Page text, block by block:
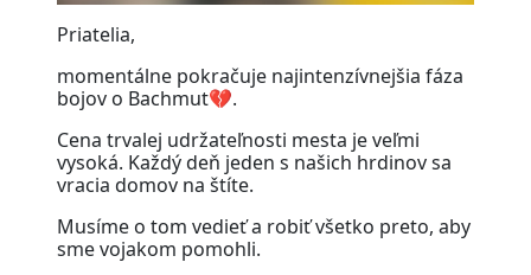
Priatelia,
momentálne pokračuje najintenzívnejšia fáza
bojov o Bachmut💔.
Cena trvalej udržateľnosti mesta je veľmi
vysoká. Každý deň jeden s našich hrdinov sa
vracia domov na štíte.
Musíme o tom vedieť a robiť všetko preto, aby
sme vojakom pomohli.